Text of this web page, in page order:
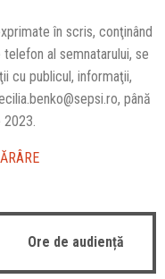
în scris, conţinând
al semnatarului, se
cu publicul, informaţii,
până
2023.
Ore de audiență